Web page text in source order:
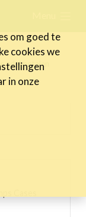
om goed te
cookies we
in onze